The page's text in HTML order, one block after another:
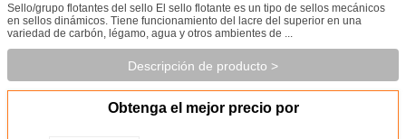
Sello/grupo flotantes del sello El sello flotante es un tipo de sellos mecánicos
en sellos dinámicos. Tiene funcionamiento del lacre del superior en una
variedad de carbón, légamo, agua y otros ambientes de ...
Descripción de producto >
Obtenga el mejor precio por